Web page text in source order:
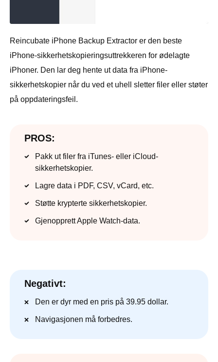
Reincubate iPhone Backup Extractor er den beste
iPhone-sikkerhetskopieringsuttrekkeren for ødelagte
iPhoner. Den lar deg hente ut data fra iPhone-
sikkerhetskopier når du ved et uhell sletter filer eller støter
på oppdateringsfeil.
PROS:
Pakk ut filer fra iTunes- eller iCloud-
sikkerhetskopier.
Lagre data i PDF, CSV, vCard, etc.
Støtte krypterte sikkerhetskopier.
Gjenopprett Apple Watch-data.
Negativt:
Den er dyr med en pris på 39.95 dollar.
Navigasjonen må forbedres.